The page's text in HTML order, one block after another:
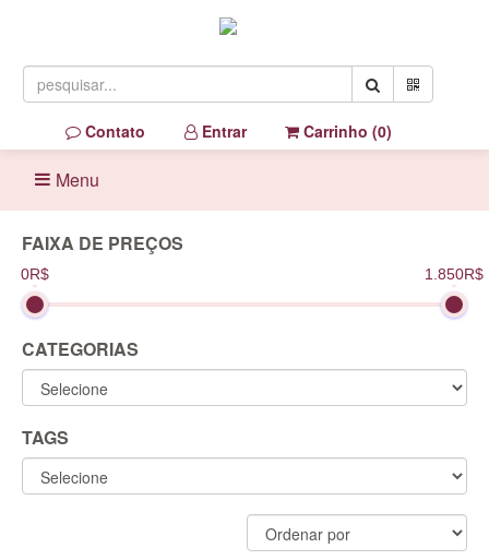
Contato Entrar Carrinho (0)
Menu
FAIXA DE PREÇOS
0R$ 1.850R$
CATEGORIAS
TAGS